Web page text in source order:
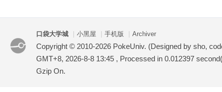
口袋大学城 小黑屋 手机版 Archiver
Copyright © 2010-2026 PokeUniv. (Designed by sho,
GMT+8, 2026-8-8 13:45 , Processed in 0.012397
Gzip On.